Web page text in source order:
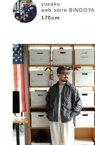
ブランド
yusaku
web store BINGOYA
170cm